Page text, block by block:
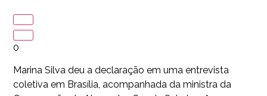
0
Marina Silva deu a declaração em uma entrevista
coletiva em Brasília, acompanhada da ministra da